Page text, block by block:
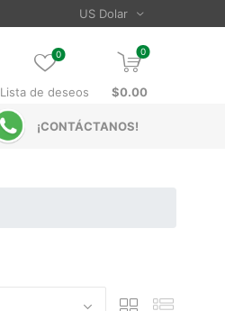
Lista de deseos
0 0
$0.00
¡CONTÁCTANOS!